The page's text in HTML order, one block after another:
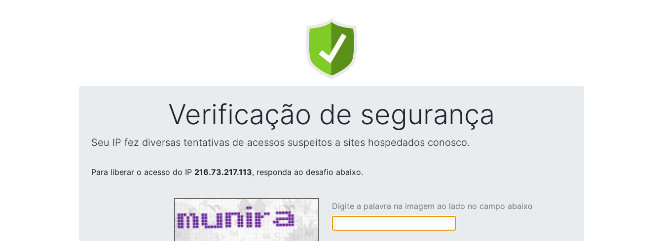
Verificação de segurança
Seu IP fez diversas tentativas de acessos suspeitos a sites hospedados conosco.
Para liberar o acesso do IP 216.73.217.113, responda ao desafio abaixo.
Digite a palavra na imagem ao lado no campo abaixo